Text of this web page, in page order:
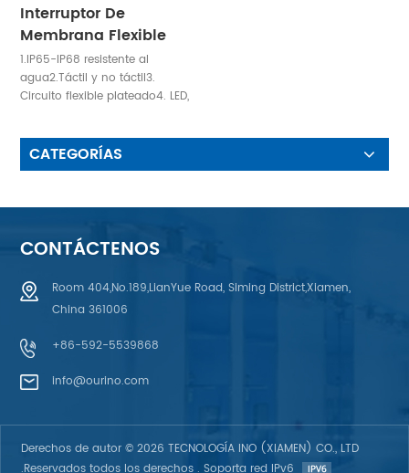
Interruptor De
Membrana Flexible
LED Plateado
1.IP65-IP68 resistente al
agua2.Táctil y no táctil3.
Circuito flexible plateado4. LED,
protección UV6.
Retroiluminación de fibra
retroiluminación EL, efecto de
retroiluminación de película
Light Guild (LGF o LGP),
retroiluminación de fibra
óptica.7. Diseño antiestático
ESD: utilizando papel de
plasma AG o C, película
antiestática ITO
CATEGORÍAS
CONTÁCTENOS
Room 404,No.189,LianYue Road, Siming District,Xiamen,
China 361006
+86-592-5539868
info@ourino.com
Derechos de autor © 2026 TECNOLOGÍA INO (XIAMEN) CO., LTD
.Reservados todos los derechos . Soporta red IPv6